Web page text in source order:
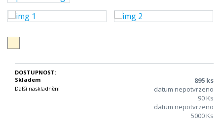
DOSTUPNOST:
Skladem
895 ks
Další naskladnění
datum nepotvrzeno
90 Ks
datum nepotvrzeno
5000 Ks